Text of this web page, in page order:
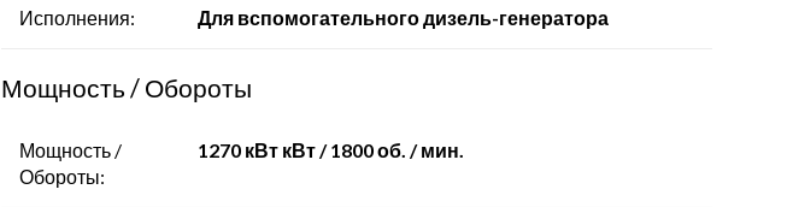
- Компрессорные станции
Исполнения: Для вспомогательного дизель-генератора
Мощность / Обороты
Мощность /
Обороты:
1270 кВт кВт / 1800 об. / мин.